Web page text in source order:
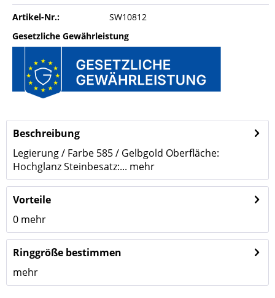
Artikel-Nr.:
SW10812
Gesetzliche Gewährleistung
Beschreibung
Legierung / Farbe 585 / Gelbgold Oberfläche:
Hochglanz Steinbesatz:... mehr
Vorteile
0 mehr
Ringgröße bestimmen
mehr